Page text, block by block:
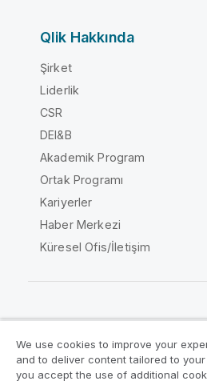
Qlik Hakkında
Şirket
Liderlik
CSR
DEI&B
Akademik Program
Ortak Programı
Kariyerler
Haber Merkezi
Küresel Ofis/İletişim
Yasal sözleşmeler Ürün
We use cookies to improve your
and to deliver content tailored to your
you accept the use of additional